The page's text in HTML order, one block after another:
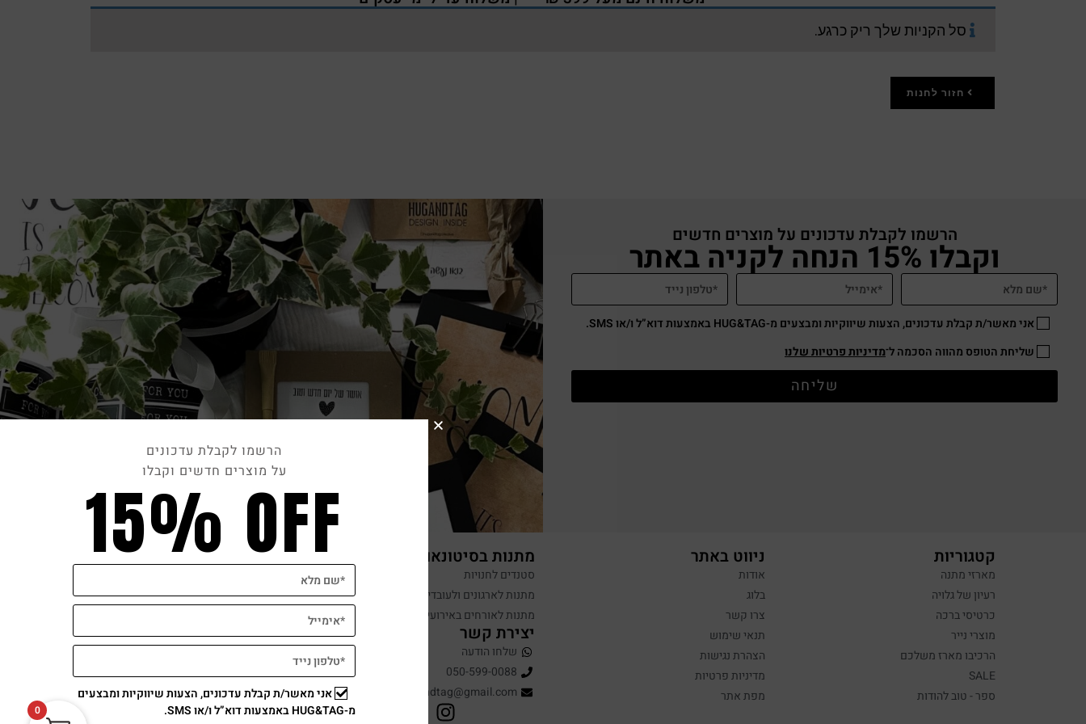
סל הקניות שלך ריק כרגע.
חזור לחנות
הרשמו לקבלת עדכונים על מוצרים חדשים
וקבלו 15% הנחה לקניה באתר
אני מאשר/ת קבלת עדכונים, הצעות שיווקיות ומבצעים מ-HUG&TAG באמצעות דוא”ל ו/או SMS.
שליחת הטופס מהווה הסכמה ל־מדיניות פרטיות שלנו
שליחה
קטגוריות
מארזי מתנה
רעיון של גלויה
כרטיסי ברכה
מוצרי נייר
הרכיבו מארז משלכם
SALE
ספר - טוב להודות
ניווט באתר
אודות
בלוג
צרו קשר
תנאי שימוש
הצהרת נגישות
מדיניות פרטיות
מפת אתר
מתנות בסיטונאות
סטנדים לחנויות
מתנות לארגונים ולעובדים
מתנות לאורחים באירועים
יצירת קשר
שלחו הודעה
050-599-0088
hugandtag@gmail.com
תשלום מאובטח
0
הרשמו לקבלת עדכונים
על מוצרים חדשים וקבלו
15% OFF
אני מאשר/ת קבלת עדכונים, הצעות שיווקיות ומבצעים
מ-HUG&TAG באמצעות דוא”ל ו/או SMS.